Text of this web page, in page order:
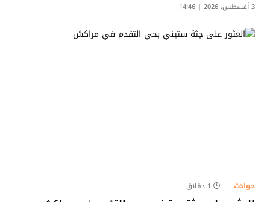
3 أغسطس، 2026 | 14:46
حوادث 1 دقائق